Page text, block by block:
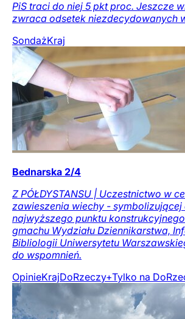
PiS traci do niej 5 pkt proc. Jeszcze
zwraca odsetek niezdecydowanych
SondażKraj
Bednarska 2/4
Z PÓŁDYSTANSU | Uczestnictwo w
zawieszenia wiechy - symbolizującej
najwyższego punktu
gmachu Wydziału Dziennikarstwa,
Bibliologii Uniwersytetu
do wspomnień.
OpinieKrajDoRzeczy+Tylko na